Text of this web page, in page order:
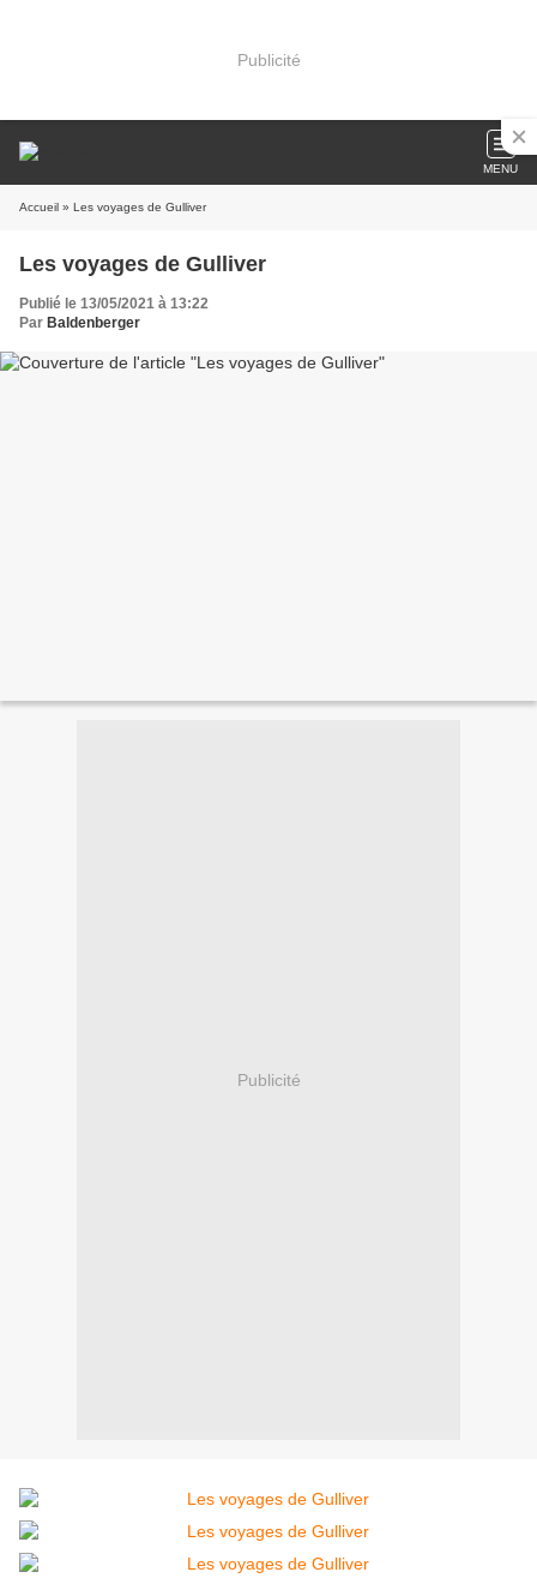
Publicité
MENU
Accueil » Les voyages de Gulliver
Les voyages de Gulliver
Publié le 13/05/2021 à 13:22
Par Baldenberger
Publicité